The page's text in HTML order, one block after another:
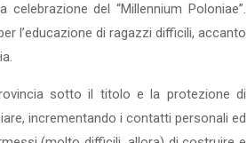
del “Millennium Poloniae”.
l’educazione di ragazzi difficili, accanto
sotto il titolo e la protezione di
incrementando i contatti personali ed